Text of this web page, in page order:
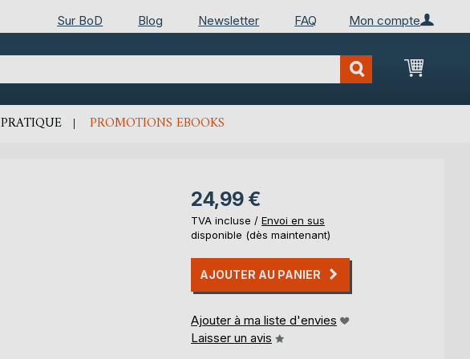
Mon compte
Sur BoD Blog Newsletter FAQ
Mon
PRATIQUE PROMOTIONS EBOOKS
24,99 €
TVA incluse / Envoi en sus
disponible (dès maintenant)
AJOUTER AU PANIER
Ajouter à ma liste d'envies
Laisser un avis